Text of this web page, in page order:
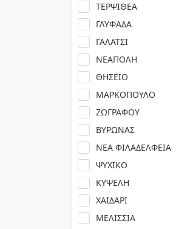
ΤΕΡΨΙΘΕΑ
ΓΛΥΦΑΔΑ
ΓΑΛΑΤΣΙ
ΝΕΑΠΟΛΗ
ΘΗΣΕΙΟ
ΜΑΡΚΟΠΟΥΛΟ
ΖΩΓΡΑΦΟΥ
ΒΥΡΩΝΑΣ
ΝΕΑ ΦΙΛΑΔΕΛΦΕΙΑ
ΨΥΧΙΚΟ
ΚΥΨΕΛΗ
ΧΑΙΔΑΡΙ
ΜΕΛΙΣΣΙΑ